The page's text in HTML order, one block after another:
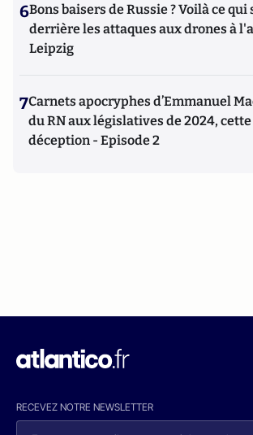
6Bons baisers de Russie ? Voilà ce qui
derrière les attaques aux drones à
Leipzig
7Carnets apocryphes d’Emmanuel
du RN aux législatives de 2024,
déception - Episode 2
RECEVEZ NOTRE NEWSLETTER